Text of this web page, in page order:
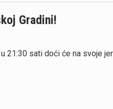
Gradini!
21:30 sati doći će na svoje